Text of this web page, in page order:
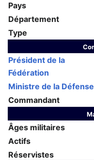
Pays
Département
Type
Président de la
Fédération
Ministre de la Défense
Commandant
Âges militaires
Actifs
Réservistes